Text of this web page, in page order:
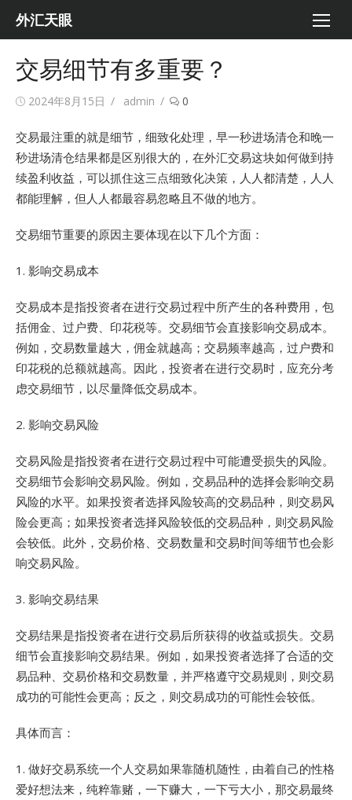
Skip
外汇天眼
交易细节有多重要？
Posted
2024年8月15日 Author
admin 0
交易最注重的就是细节，细致化处理，早一秒进场清仓和晚一
秒进场清仓结果都是区别很大的，在外汇交易这块如何做到持
续盈利收益，可以抓住这三点细致化决策，人人都清楚，人人
都能理解，但人人都最容易忽略且不做的地方。
交易细节重要的原因主要体现在以下几个方面：
1. 影响交易成本
交易成本是指投资者在进行交易过程中所产生的各种费用，包
括佣金、过户费、印花税等。交易细节会直接影响交易成本。
例如，交易数量越大，佣金就越高；交易频率越高，过户费和
印花税的总额就越高。因此，投资者在进行交易时，应充分考
虑交易细节，以尽量降低交易成本。
2. 影响交易风险
交易风险是指投资者在进行交易过程中可能遭受损失的风险。
交易细节会影响交易风险。例如，交易品种的选择会影响交易
风险的水平。如果投资者选择风险较高的交易品种，则交易风
险会更高；如果投资者选择风险较低的交易品种，则交易风险
会较低。此外，交易价格、交易数量和交易时间等细节也会影
响交易风险。
3. 影响交易结果
交易结果是指投资者在进行交易后所获得的收益或损失。交易
细节会直接影响交易结果。例如，如果投资者选择了合适的交
易品种、交易价格和交易数量，并严格遵守交易规则，则交易
成功的可能性会更高；反之，则交易成功的可能性会较低。
具体而言：
1. 做好交易系统一个人交易如果靠随机随性，由着自己的性格
爱好想法来，纯粹靠赌，一下赚大，一下亏大小，那交易最终